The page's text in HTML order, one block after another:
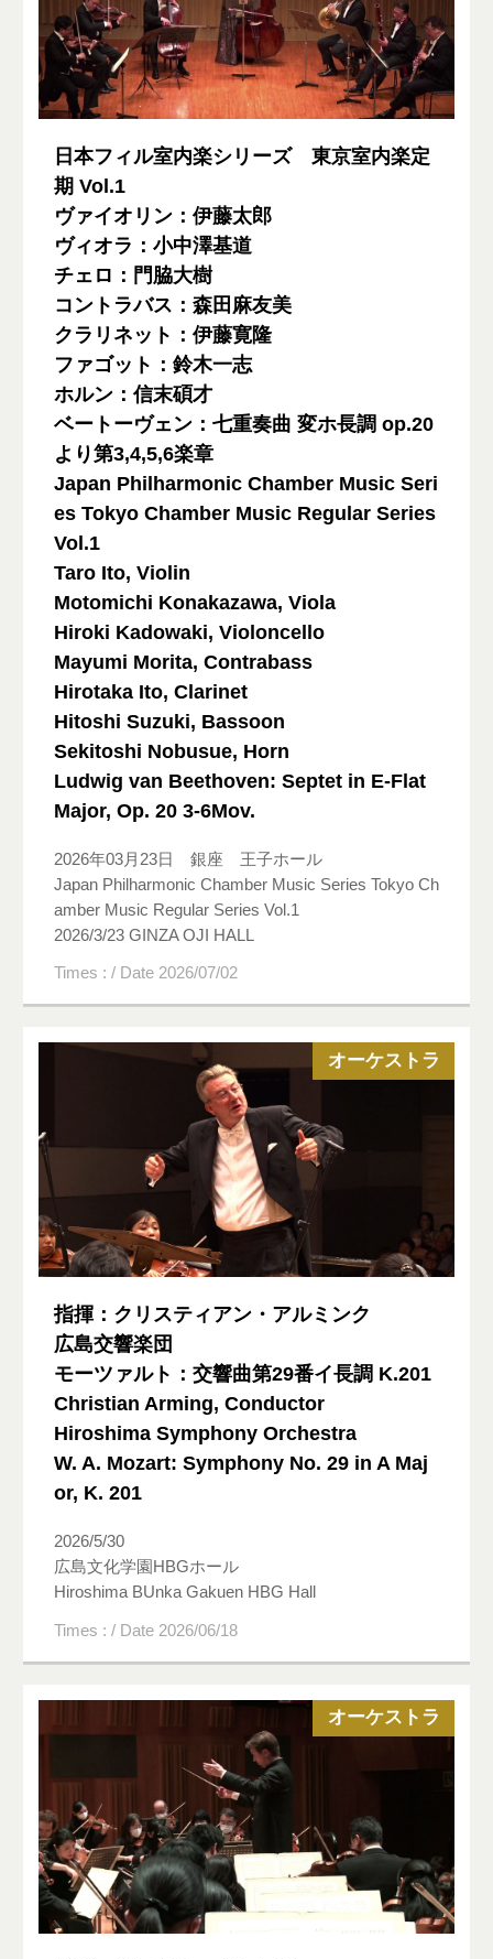
日本フィル室内楽シリーズ 東京室内楽定
期 Vol.1
ヴァイオリン：伊藤太郎
ヴィオラ：小中澤基道
チェロ：門脇大樹
コントラバス：森田麻友美
クラリネット：伊藤寛隆
ファゴット：鈴木一志
ホルン：信末碩才
ベートーヴェン：七重奏曲 変ホ長調 op.20
より第3,4,5,6楽章
Japan Philharmonic Chamber Music Seri
es Tokyo Chamber Music Regular Series
Vol.1
Taro Ito, Violin
Motomichi Konakazawa, Viola
Hiroki Kadowaki, Violoncello
Mayumi Morita, Contrabass
Hirotaka Ito, Clarinet
Hitoshi Suzuki, Bassoon
Sekitoshi Nobusue, Horn
Ludwig van Beethoven: Septet in E-Flat
Major, Op. 20 3-6Mov.
2026年03月23日 銀座 王子ホール
Japan Philharmonic Chamber Music Series Tokyo Ch
amber Music Regular Series Vol.1
2026/3/23 GINZA OJI HALL
Times : / Date 2026/07/02
指揮：クリスティアン・アルミンク
広島交響楽団
モーツァルト：交響曲第29番イ長調 K.201
Christian Arming, Conductor
Hiroshima Symphony Orchestra
W. A. Mozart: Symphony No. 29 in A Maj
or, K. 201
2026/5/30
広島文化学園HBGホール
Hiroshima BUnka Gakuen HBG Hall
Times : / Date 2026/06/18
オーケストラ
オーケストラ